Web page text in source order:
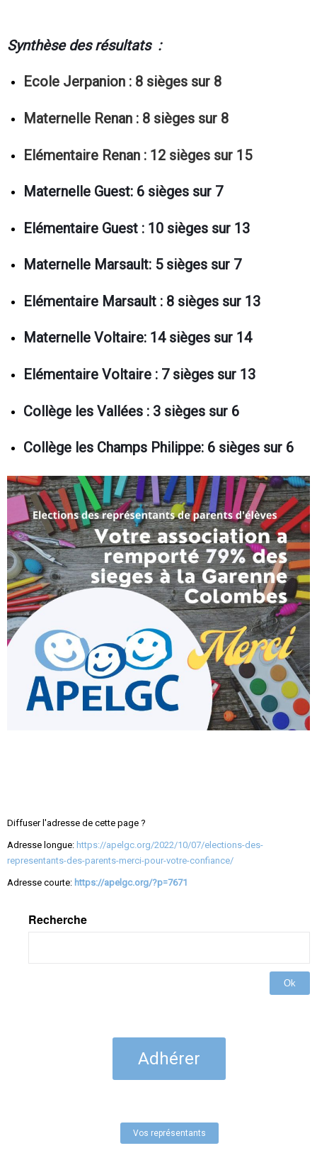
Synthèse des résultats :
Ecole Jerpanion : 8 sièges sur 8
Maternelle Renan : 8 sièges sur 8
Elémentaire Renan : 12 sièges sur 15
Maternelle Guest: 6 sièges sur 7
Elémentaire Guest : 10 sièges sur 13
Maternelle Marsault: 5 sièges sur 7
Elémentaire Marsault : 8 sièges sur 13
Maternelle Voltaire: 14 sièges sur 14
Elémentaire Voltaire : 7 sièges sur 13
Collège les Vallées : 3 sièges sur 6
Collège les Champs Philippe: 6 sièges sur 6
Diffuser l'adresse de cette page ?
Adresse longue: https://apelgc.org/2022/10/07/elections-des-
representants-des-parents-merci-pour-votre-confiance/
Adresse courte: https://apelgc.org/?p=7671
Recherche
Ok
Adhérer
Vos représentants